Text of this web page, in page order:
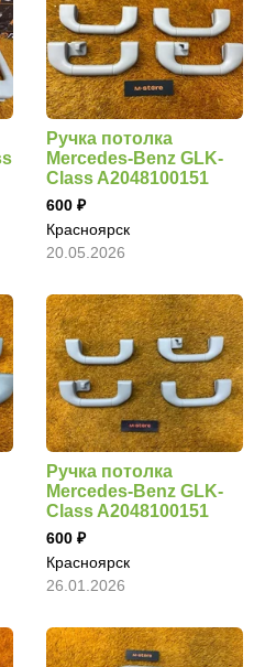
Ручка потолка
Mercedes-Benz GLK-
Class A2048100151
600
Красноярск
20.05.2026
Ручка потолка
Mercedes-Benz GLK-
Class A2048100151
600
Красноярск
26.01.2026